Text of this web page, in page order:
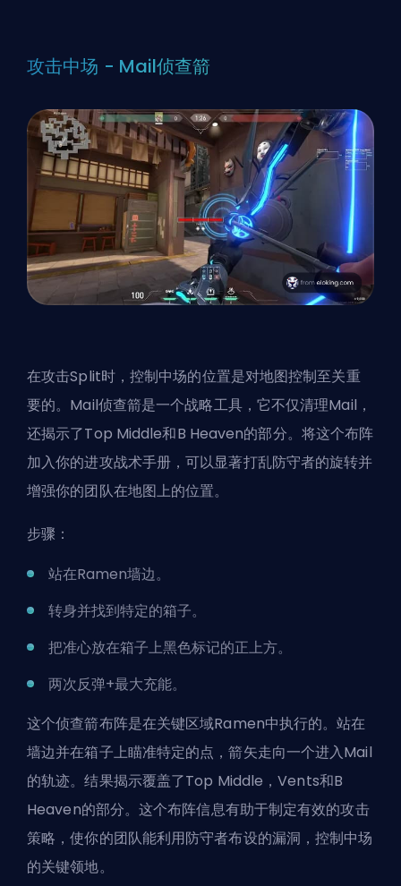
攻击中场 - Mail侦查箭
在攻击Split时，控制中场的位置是对地图控制至关重
要的。Mail侦查箭是一个战略工具，它不仅清理Mail，
还揭示了Top Middle和B Heaven的部分。将这个布阵
加入你的进攻战术手册，可以显著打乱防守者的旋转并
增强你的团队在地图上的位置。
步骤：
站在Ramen墙边。
转身并找到特定的箱子。
把准心放在箱子上黑色标记的正上方。
两次反弹+最大充能。
这个侦查箭布阵是在关键区域Ramen中执行的。站在
墙边并在箱子上瞄准特定的点，箭矢走向一个进入Mail
的轨迹。结果揭示覆盖了Top Middle，Vents和B
Heaven的部分。这个布阵信息有助于制定有效的攻击
策略，使你的团队能利用防守者布设的漏洞，控制中场
的关键领地。